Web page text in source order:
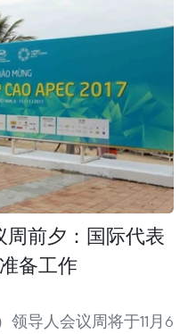
周前夕：国际代表
备工作
领导人会议周将于11月6